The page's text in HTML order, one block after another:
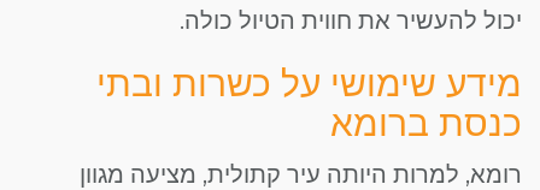
יכול להעשיר את חווית הטיול כולה.
מידע שימושי על כשרות ובתי
כנסת ברומא
רומא, למרות היותה עיר קתולית, מציעה מגוון